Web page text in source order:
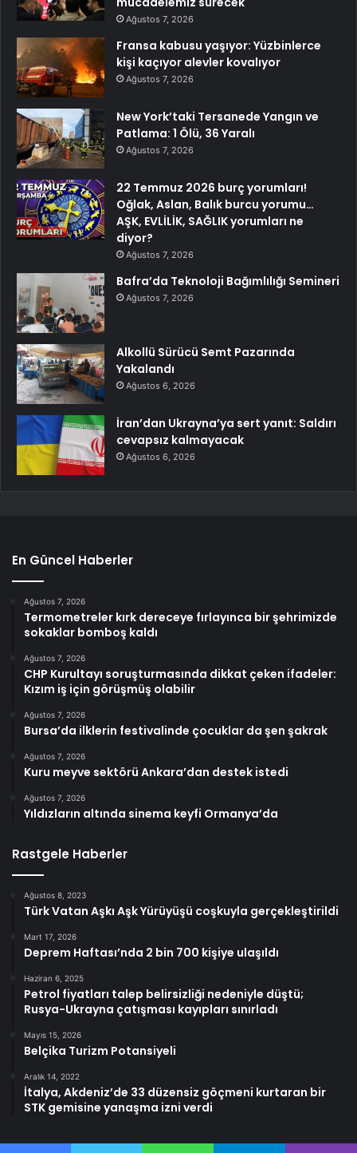
Ağustos 7, 2026
Fransa kabusu yaşıyor: Yüzbinlerce
kişi kaçıyor alevler kovalıyor
Ağustos 7, 2026
New York’taki Tersanede Yangın ve
Patlama: 1 Ölü, 36 Yaralı
Ağustos 7, 2026
22 Temmuz 2026 burç yorumları!
Oğlak, Aslan, Balık burcu yorumu…
AŞK, EVLİLİK, SAĞLIK yorumları ne
diyor?
Ağustos 7, 2026
Bafra’da Teknoloji Bağımlılığı Semineri
Ağustos 7, 2026
Alkollü Sürücü Semt Pazarında
Yakalandı
Ağustos 6, 2026
İran’dan Ukrayna’ya sert yanıt: Saldırı
cevapsız kalmayacak
Ağustos 6, 2026
En Güncel Haberler
Ağustos 7, 2026
Termometreler kırk dereceye fırlayınca bir şehrimizde
sokaklar bomboş kaldı
Ağustos 7, 2026
CHP Kurultayı soruşturmasında dikkat çeken ifadeler:
Kızım iş için görüşmüş olabilir
Ağustos 7, 2026
Bursa’da ilklerin festivalinde çocuklar da şen şakrak
Ağustos 7, 2026
Kuru meyve sektörü Ankara’dan destek istedi
Ağustos 7, 2026
Yıldızların altında sinema keyfi Ormanya’da
Rastgele Haberler
Ağustos 8, 2023
Türk Vatan Aşkı Aşk Yürüyüşü coşkuyla gerçekleştirildi
Mart 17, 2026
Deprem Haftası’nda 2 bin 700 kişiye ulaşıldı
Haziran 6, 2025
Petrol fiyatları talep belirsizliği nedeniyle düştü;
Rusya-Ukrayna çatışması kayıpları sınırladı
Mayıs 15, 2026
Belçika Turizm Potansiyeli
Aralık 14, 2022
İtalya, Akdeniz’de 33 düzensiz göçmeni kurtaran bir
STK gemisine yanaşma izni verdi